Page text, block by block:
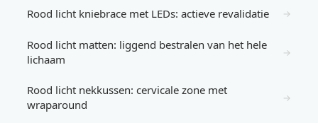
Rood licht kniebrace met LEDs: actieve revalidatie →
Rood licht matten: liggend bestralen van het hele
lichaam
→
Rood licht nekkussen: cervicale zone met
wraparound
→